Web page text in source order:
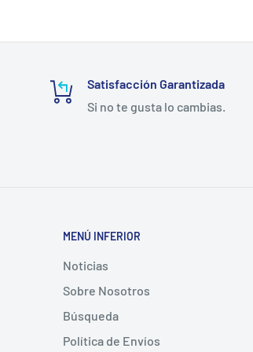
en 24–48 horas hábiles.Satisfacción Garantizada
Si no te gusta lo cambias.
MENÚ INFERIOR
Noticias
Sobre Nosotros
Búsqueda
Política de Envíos